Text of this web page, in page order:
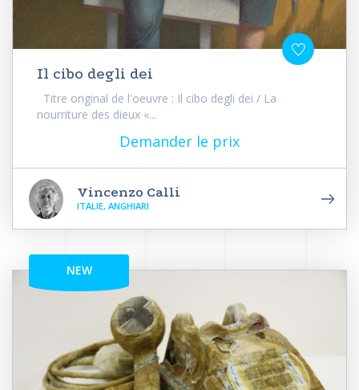
Il cibo degli dei
Titre original de l'oeuvre : Il cibo degli dei / La
nourriture des dieux «...
Demander le prix
Vincenzo Calli
ITALIE, ANGHIARI
NEW